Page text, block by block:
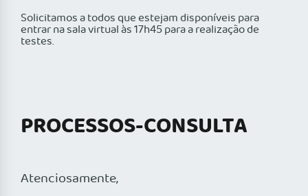
Solicitamos a todos que estejam disponíveis para
entrar na sala virtual às 17h45 para a realização de
testes.
PROCESSOS-CONSULTA
Atenciosamente,